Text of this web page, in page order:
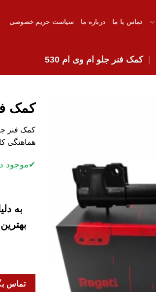
تماس با ما درباره ما سیاست حریم خصوصی
| کمک فنر جلو ام وی ام 530
کمک
هماهنگی
✔موجود
به
تماس